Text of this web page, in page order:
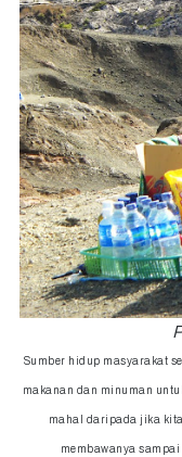
Sumber hidup masyarakat
makanan dan minuman
mahal daripada jika
membawanya